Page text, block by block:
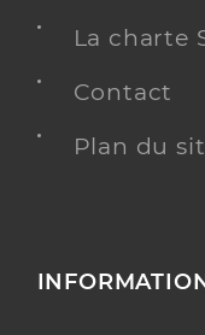
La charte
Contact
Plan du